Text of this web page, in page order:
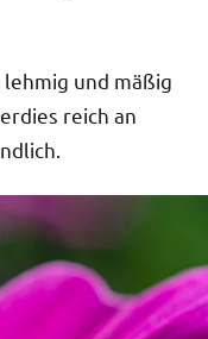
lehmig und mäßig
reich an